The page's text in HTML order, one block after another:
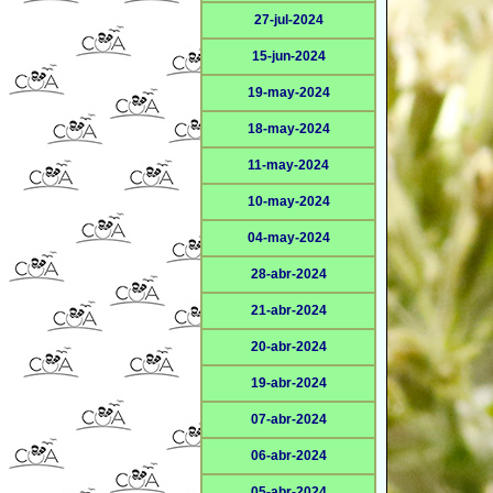
27-jul-2024
15-jun-2024
19-may-2024
18-may-2024
11-may-2024
10-may-2024
04-may-2024
28-abr-2024
21-abr-2024
20-abr-2024
19-abr-2024
07-abr-2024
06-abr-2024